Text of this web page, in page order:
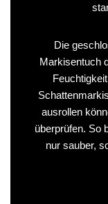
Die
Markisentuch
ausrollen
überprüfen. So
nur sauber,